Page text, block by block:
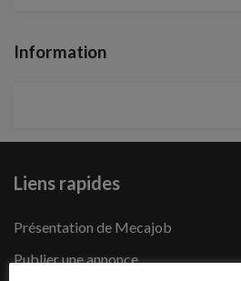
Information
Liens rapides
Présentation de Mecajob
Publier une annonce